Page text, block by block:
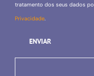
tratamento dos seus dados
Privacidade.